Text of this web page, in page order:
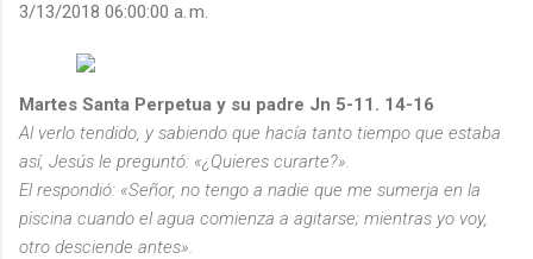
3/13/2018 06:00:00 a. m.
Martes Santa Perpetua y su padre Jn 5-11. 14-16
Al verlo tendido, y sabiendo que hacía tanto tiempo que estaba
así, Jesús le preguntó: «¿Quieres curarte?».
El respondió: «Señor, no tengo a nadie que me sumerja en la
piscina cuando el agua comienza a agitarse; mientras yo voy,
otro desciende antes».